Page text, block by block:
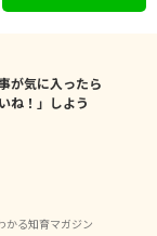
が気に入ったら
いね！」しよう
かる知育マガジン